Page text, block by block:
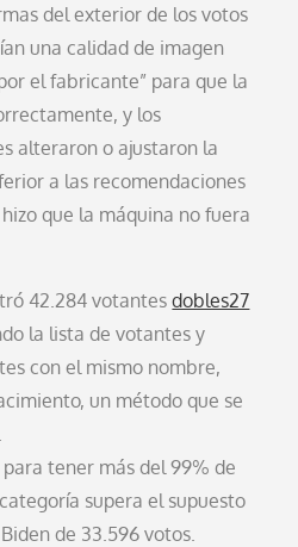
del exterior de los votos
una calidad de imagen
el fabricante” para que la
y los
alteraron o ajustaron la
a las recomendaciones
que la máquina no fuera
42.284 votantesdobles27
la lista de votantes y
con el mismo nombre,
un método que se
tener más del 99% de
supera el supuesto
de 33.596 votos.